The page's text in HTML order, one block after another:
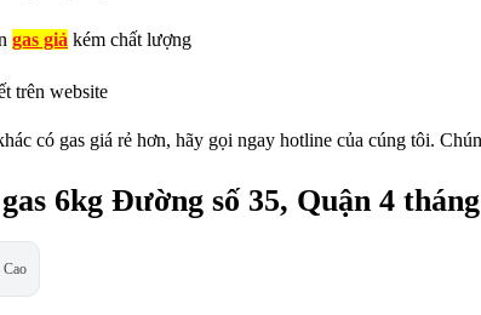
gas giả kém chất lượng
trên website
có gas giá rẻ hơn, hãy gọi ngay hotline của cúng tôi.
6kg Đường số 35, Quận 4
Cao